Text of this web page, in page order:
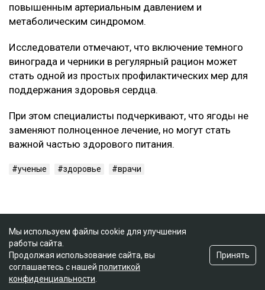
повышенным артериальным давлением и
метаболическим синдромом.
Исследователи отмечают, что включение темного
винограда и черники в регулярный рацион может
стать одной из простых профилактических мер для
поддержания здоровья сердца.
При этом специалисты подчеркивают, что ягоды не
заменяют полноценное лечение, но могут стать
важной частью здорового питания.
ученые здоровье врачи
Мы используем файлы cookie для улучшения
работы сайта.
Продолжая использование сайта, вы
соглашаетесь с нашей политикой
конфиденциальности
Принять